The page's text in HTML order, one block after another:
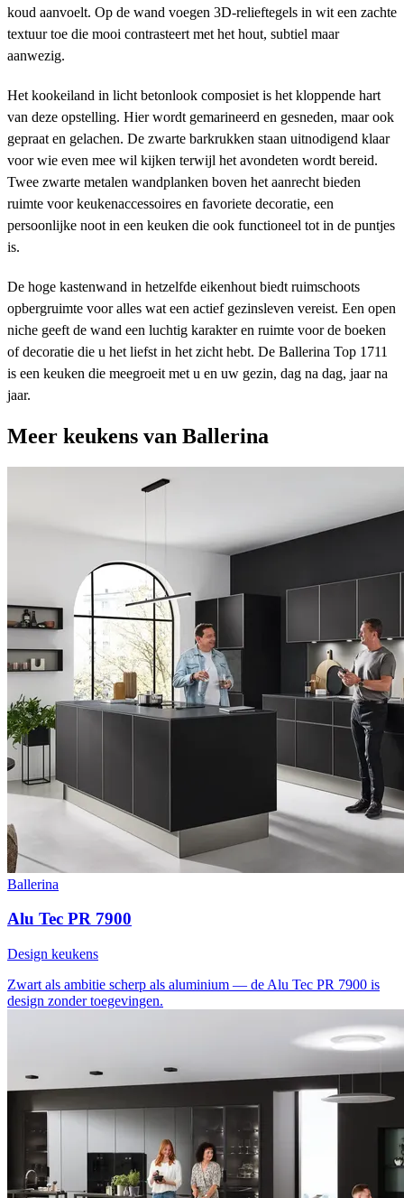
koud aanvoelt. Op de wand voegen 3D-relieftegels in wit een zachte
textuur toe die mooi contrasteert met het hout, subtiel maar
aanwezig.
Het kookeiland in licht betonlook composiet is het kloppende hart
van deze opstelling. Hier wordt gemarineerd en gesneden, maar ook
gepraat en gelachen. De zwarte barkrukken staan uitnodigend klaar
voor wie even mee wil kijken terwijl het avondeten wordt bereid.
Twee zwarte metalen wandplanken boven het aanrecht bieden
ruimte voor keukenaccessoires en favoriete decoratie, een
persoonlijke noot in een keuken die ook functioneel tot in de puntjes
is.
De hoge kastenwand in hetzelfde eikenhout biedt ruimschoots
opbergruimte voor alles wat een actief gezinsleven vereist. Een open
niche geeft de wand een luchtig karakter en ruimte voor de boeken
of decoratie die u het liefst in het zicht hebt. De Ballerina Top 1711
is een keuken die meegroeit met u en uw gezin, dag na dag, jaar na
jaar.
Meer keukens van Ballerina
Ballerina
Alu Tec PR 7900
Design keukens
Zwart als ambitie scherp als aluminium — de Alu Tec PR 7900 is
design zonder toegevingen.